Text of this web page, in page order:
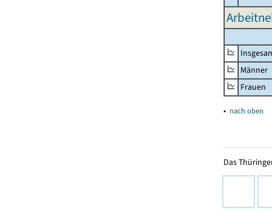
Männer
Frauen
▴ nach oben
Das